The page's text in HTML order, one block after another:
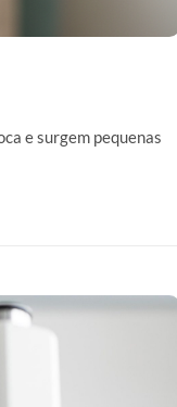
e surgem pequenas